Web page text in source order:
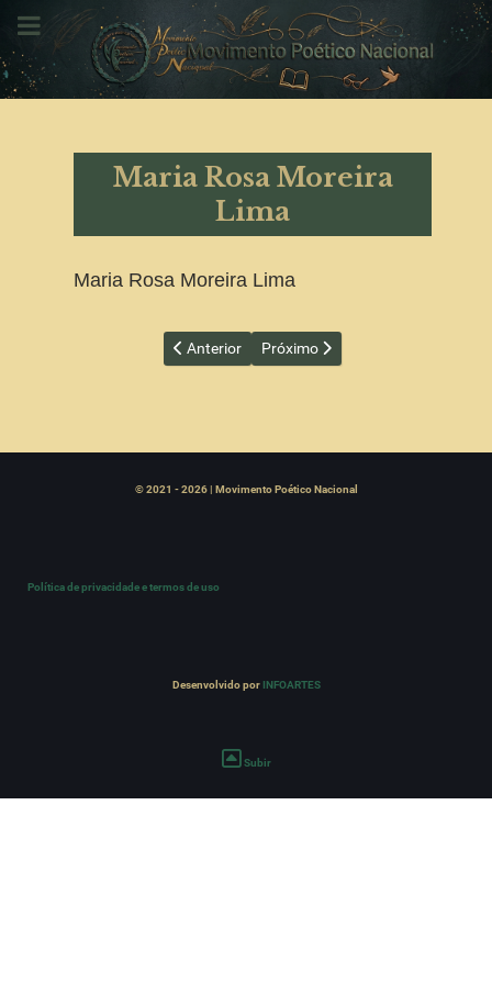
Maria Rosa Moreira
Lima
Maria Rosa Moreira Lima
Artigo anterior: Maria do Rosário Pagano
Anterior Próximo artigo: Mariazinha
Próximo
© 2021 - 2026 | Movimento Poético Nacional
Política de privacidade e termos de uso
Desenvolvido por INFOARTES
Subir